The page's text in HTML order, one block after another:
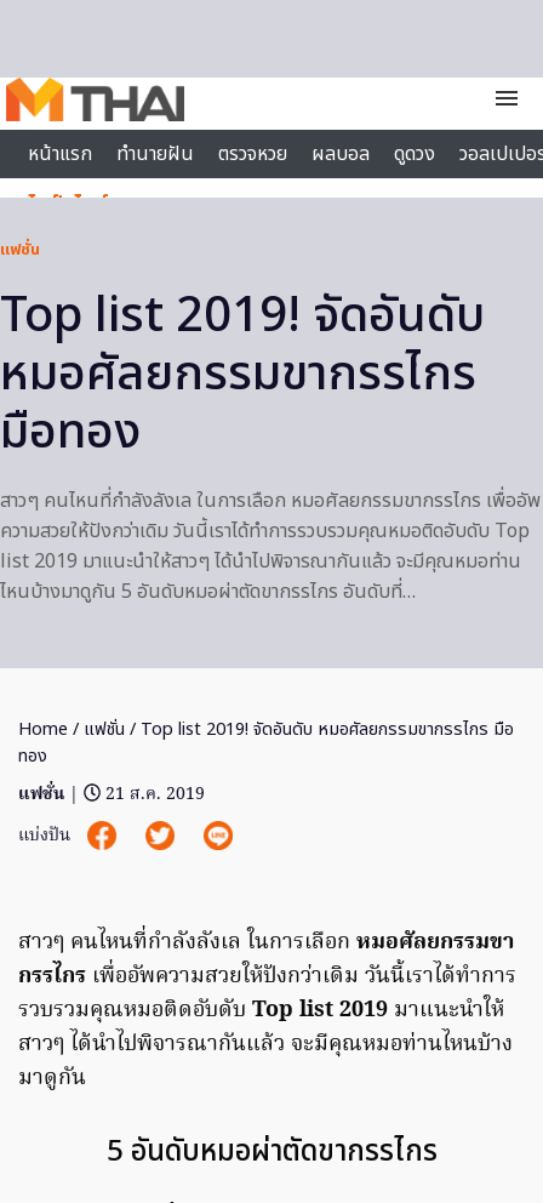
menu
หน้าแรก
ทำนายฝัน ตรวจหวย ผลบอล ดูดวง
วอลเปเป
ไลฟ์สไตล์
แฟชั่น
Top list 2019! จัดอันดับ
หมอศัลยกรรมขากรรไกร
มือทอง
สาวๆ คนไหนที่กำลังลังเล ในการเลือก หมอศัลยกรรมขากรรไกร เพื่ออัพ
ความสวยให้ปังกว่าเดิม วันนี้เราได้ทำการรวบรวมคุณหมอติดอับดับ Top
list 2019 มาแนะนำให้สาวๆ ได้นำไปพิจารณากันแล้ว จะมีคุณหมอท่าน
ไหนบ้างมาดูกัน 5 อันดับหมอผ่าตัดขากรรไกร อันดับที่…
Home / แฟชั่น / Top list 2019! จัดอันดับ หมอศัลยกรรมขากรรไกร มือ
ทอง
แฟชั่น |
21 ส.ค. 2019
แบ่งปัน
สาวๆ คนไหนที่กำลังลังเล ในการเลือก หมอศัลยกรรมขา
กรรไกร เพื่ออัพความสวยให้ปังกว่าเดิม วันนี้เราได้ทำการ
รวบรวมคุณหมอติดอับดับ Top list 2019 มาแนะนำให้
สาวๆ ได้นำไปพิจารณากันแล้ว จะมีคุณหมอท่านไหนบ้าง
มาดูกัน
5 อันดับหมอผ่าตัดขากรรไกร